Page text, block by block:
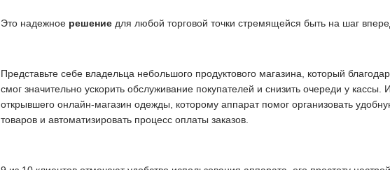
Это надежное решение для любой торговой точки стремящейся быть на шаг
Представьте себе владельца небольшого продуктового магазина, который
смог значительно ускорить обслуживание покупателей и снизить очереди у
открывшего онлайн-магазин одежды, которому аппарат помог организовать
товаров и автоматизировать процесс оплаты заказов.